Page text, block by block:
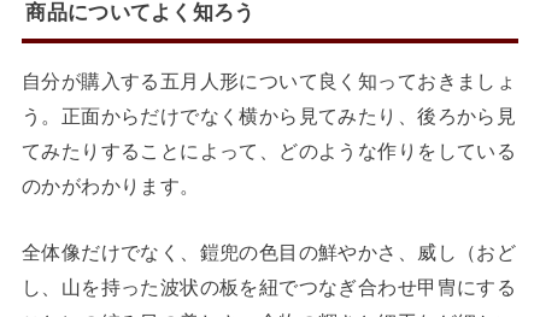
商品についてよく知ろう
自分が購入する五月人形について良く知っておきましょ
う。正面からだけでなく横から見てみたり、後ろから見
てみたりすることによって、どのような作りをしている
のかがわかります。
全体像だけでなく、鎧兜の色目の鮮やかさ、威し（おど
し、山を持った波状の板を紐でつなぎ合わせ甲冑にする